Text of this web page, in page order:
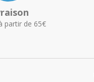
partir de 65€